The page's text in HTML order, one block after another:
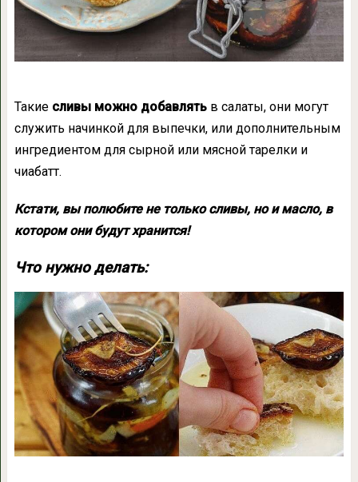
Такие сливы можно добавлятьв салаты, они могут
служить начинкой для выпечки, или дополнительным
ингредиентом для сырной или мясной тарелки и
чиабатт.
Кстати, вы полюбите не только сливы, но и масло, в
котором они будут хранится!
Что нужно делать: